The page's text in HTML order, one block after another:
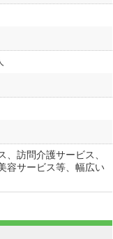
訪問介護サービス、
容サービス等、幅広い